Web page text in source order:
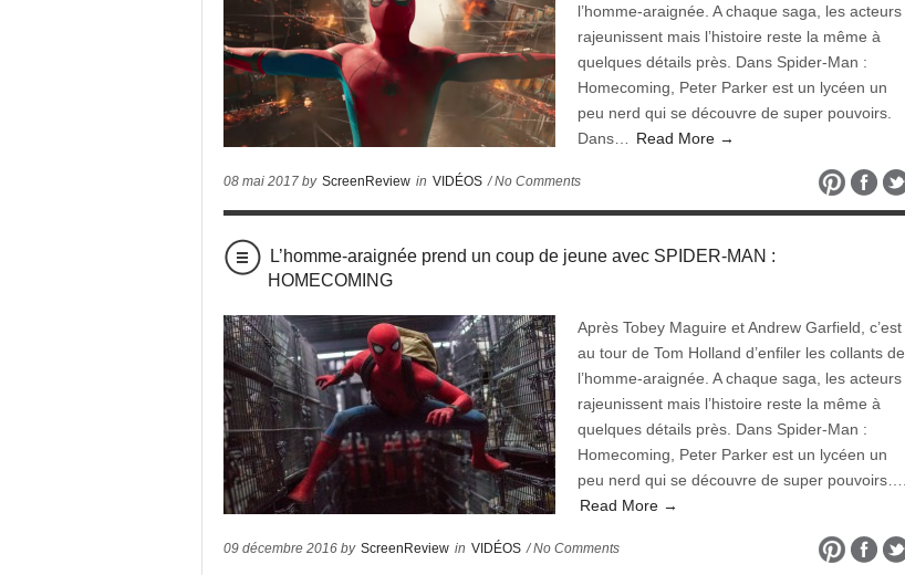
l’homme-araignée. A chaque saga, les acteurs
rajeunissent mais l’histoire reste la même à
quelques détails près. Dans Spider-Man :
Homecoming, Peter Parker est un lycéen un
peu nerd qui se découvre de super pouvoirs.
Dans…
Read More →
08 mai 2017 by ScreenReview in VIDÉOS / No Comments
L’homme-araignée prend un coup de jeune avec SPIDER-MAN :
HOMECOMING
Après Tobey Maguire et Andrew Garfield, c’est
au tour de Tom Holland d’enfiler les collants de
l’homme-araignée. A chaque saga, les acteurs
rajeunissent mais l’histoire reste la même à
quelques détails près. Dans Spider-Man :
Homecoming, Peter Parker est un lycéen un
peu nerd qui se découvre de super pouvoirs….
Read More →
09 décembre 2016 by ScreenReview in VIDÉOS / No Comments